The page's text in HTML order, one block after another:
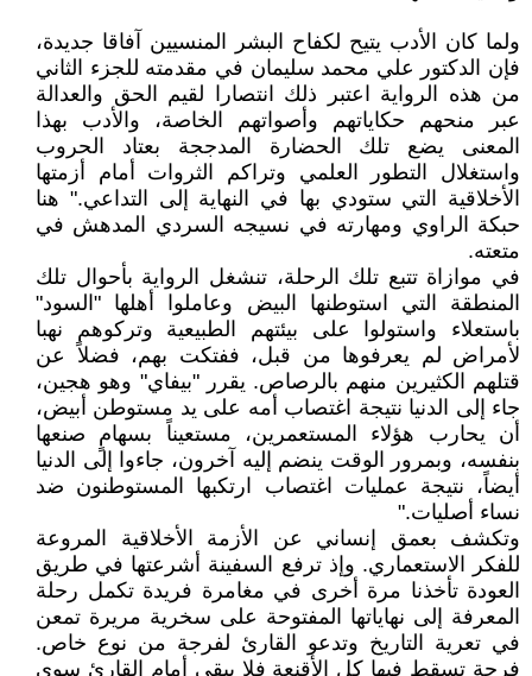
ولما كان الأدب يتيح لكفاح البشر المنسيين آفاقا جديدة،
فإن الدكتور علي محمد سليمان في مقدمته للجزء الثاني
من هذه الرواية اعتبر ذلك انتصارا لقيم الحق والعدالة
عبر منحهم حكاياتهم وأصواتهم الخاصة، والأدب بهذا
المعنى يضع تلك الحضارة المدججة بعتاد الحروب
واستغلال التطور العلمي وتراكم الثروات أمام أزمتها
الأخلاقية التي ستودي بها في النهاية إلى التداعي." هنا
حبكة الراوي ومهارته في نسيجه السردي المدهش في
متعته.
في موازاة تتبع تلك الرحلة، تنشغل الرواية بأحوال تلك
المنطقة التي استوطنها البيض وعاملوا أهلها "السود"
باستعلاء واستولوا على بيئتهم الطبيعية وتركوهم نهبا
لأمراض لم يعرفوها من قبل، ففتكت بهم، فضلاً عن
قتلهم الكثيرين منهم بالرصاص. يقرر "بيفاي" وهو هجين،
جاء إلى الدنيا نتيجة اغتصاب أمه على يد مستوطن أبيض،
أن يحارب هؤلاء المستعمرين، مستعيناً بسهامٍ صنعها
بنفسه، وبمرور الوقت ينضم إليه آخرون، جاءوا إلى الدنيا
أيضاً، نتيجة عمليات اغتصاب ارتكبها المستوطنون ضد
نساء أصليات."
وتكشف بعمق إنساني عن الأزمة الأخلاقية المروعة
للفكر الاستعماري. وإذ ترفع السفينة أشرعتها في طريق
العودة تأخذنا مرة أخرى في مغامرة فريدة تكمل رحلة
المعرفة إلى نهاياتها المفتوحة على سخرية مريرة تمعن
في تعرية التاريخ وتدعو القارئ لفرجة من نوع خاص.
فرجة تسقط فيها كل الأقنعة فلا يبقى أمام القارئ سوى